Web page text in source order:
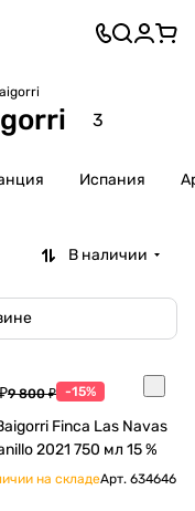
3
Испания
В наличии
9 800 ₽ -15%
Tempranillo 2021 750 мл 15 %
на складеАрт. 634646